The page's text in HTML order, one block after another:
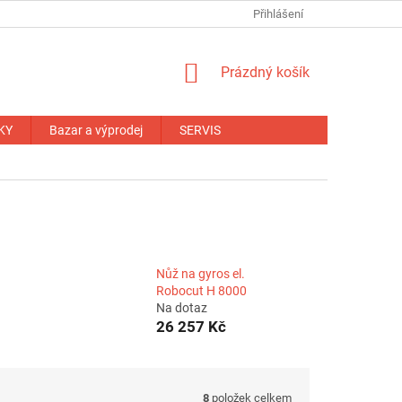
OBCHODNÍ PODMÍNKYPřihlášení
NÁKUPNÍ
Prázdný košík
Bazar a výprodej SERVIS
Nůž na gyros el.
Robocut H 8000
Na dotaz
26 257 Kč
8 položek celkem